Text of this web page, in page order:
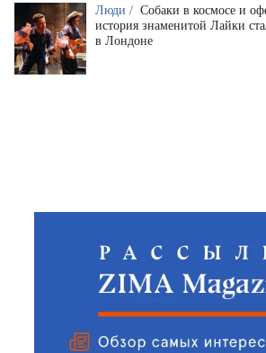
Люди / Собаки в космосе и
история знаменитой Лайки
в Лондоне